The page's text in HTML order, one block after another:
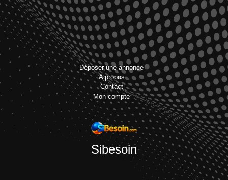
Déposer une annonce
A propos
Contact
Mon compte
Sibesoin